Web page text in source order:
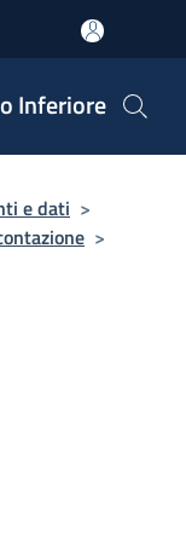
Inferiore
e dati >
>